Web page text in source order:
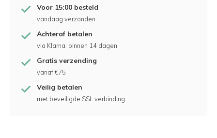
Voor 15:00 besteld
vandaag verzonden
Achteraf betalen
via Klarna, binnen 14 dagen
Gratis verzending
vanaf €75
Veilig betalen
met beveiligde SSL verbinding